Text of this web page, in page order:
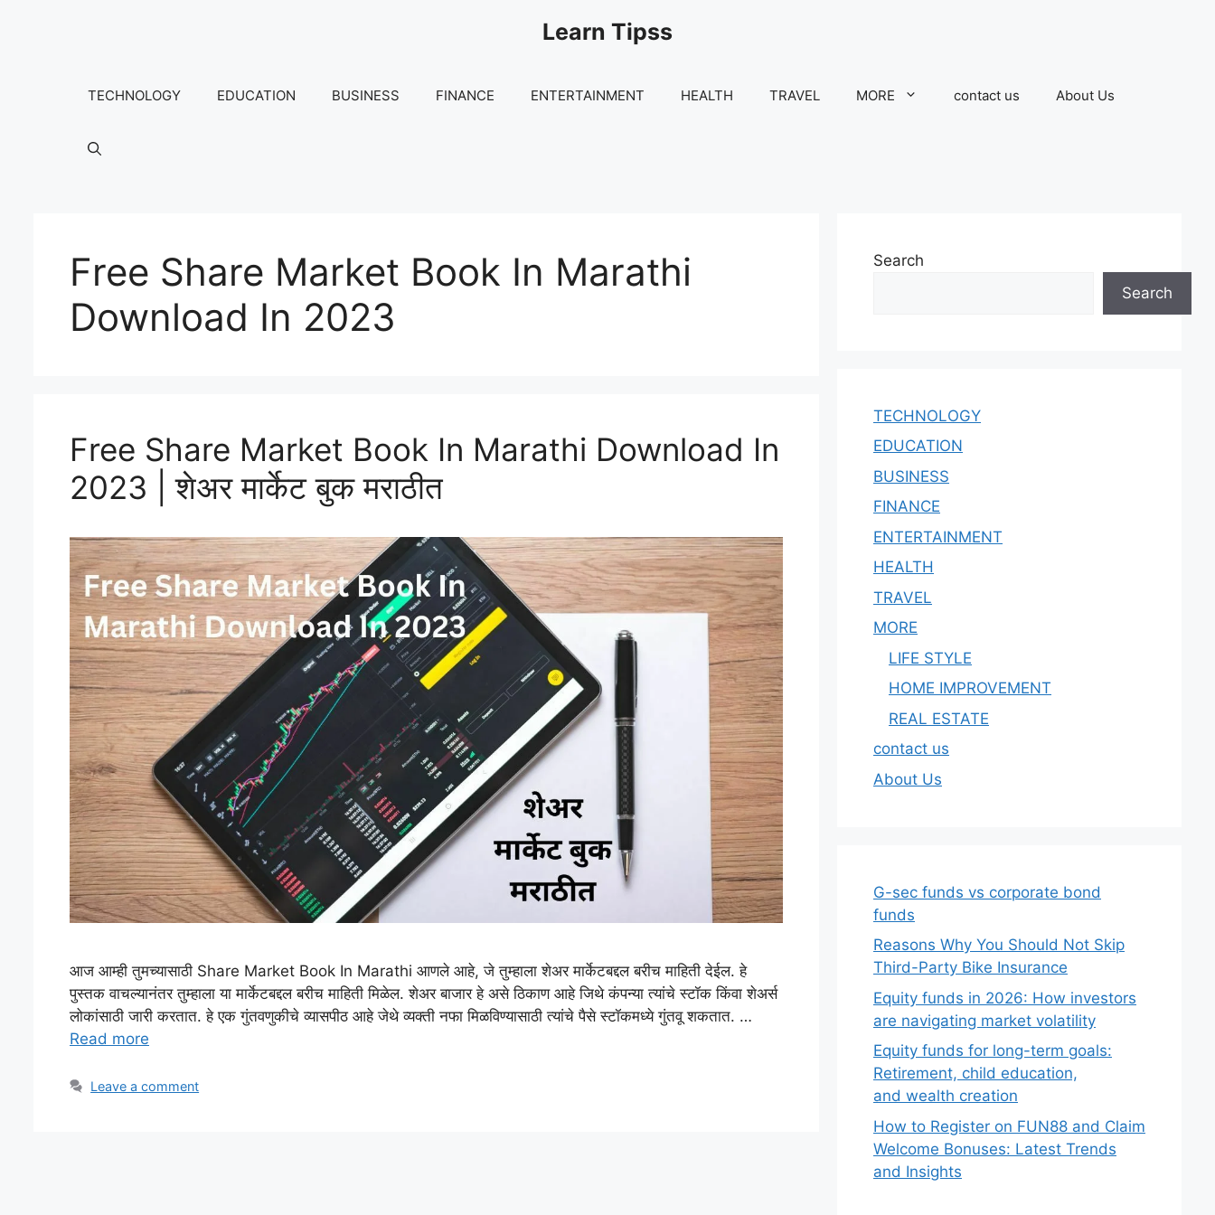
Learn Tipss
TECHNOLOGY EDUCATION BUSINESS FINANCE ENTERTAINMENT HEALTH TRAVEL MORE contact us About Us
Free Share Market Book In Marathi
Download In 2023
Free Share Market Book In Marathi Download In
2023 | शेअर मार्केट बुक मराठीत
आज आम्ही तुमच्यासाठी Share Market Book In Marathi आणले आहे, जे तुम्हाला शेअर मार्केटबद्दल बरीच माहिती देईल. हे
पुस्तक वाचल्यानंतर तुम्हाला या मार्केटबद्दल बरीच माहिती मिळेल. शेअर बाजार हे असे ठिकाण आहे जिथे कंपन्या त्यांचे स्टॉक किंवा शेअर्स
लोकांसाठी जारी करतात. हे एक गुंतवणुकीचे व्यासपीठ आहे जेथे व्यक्ती नफा मिळविण्यासाठी त्यांचे पैसे स्टॉकमध्ये गुंतवू शकतात. …
Read more
Leave a comment
Search
Search
TECHNOLOGY
EDUCATION
BUSINESS
FINANCE
ENTERTAINMENT
HEALTH
TRAVEL
MORE
LIFE STYLE
HOME IMPROVEMENT
REAL ESTATE
contact us
About Us
G-sec funds vs corporate bond
funds
Reasons Why You Should Not Skip
Third-Party Bike Insurance
Equity funds in 2026: How investors
are navigating market volatility
Equity funds for long-term goals:
Retirement, child education,
and wealth creation
How to Register on FUN88 and Claim
Welcome Bonuses: Latest Trends
and Insights